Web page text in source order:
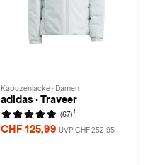
Kapuzenjacke · Damen
adidas · Traveer
(67) 1
CHF 125,99 UVP CHF 252,95